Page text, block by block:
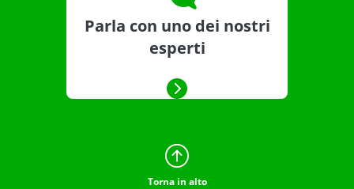
Parla con uno dei nostri
esperti
Torna in alto